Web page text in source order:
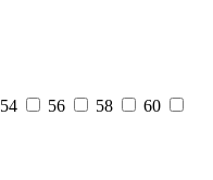
54 56 58
60